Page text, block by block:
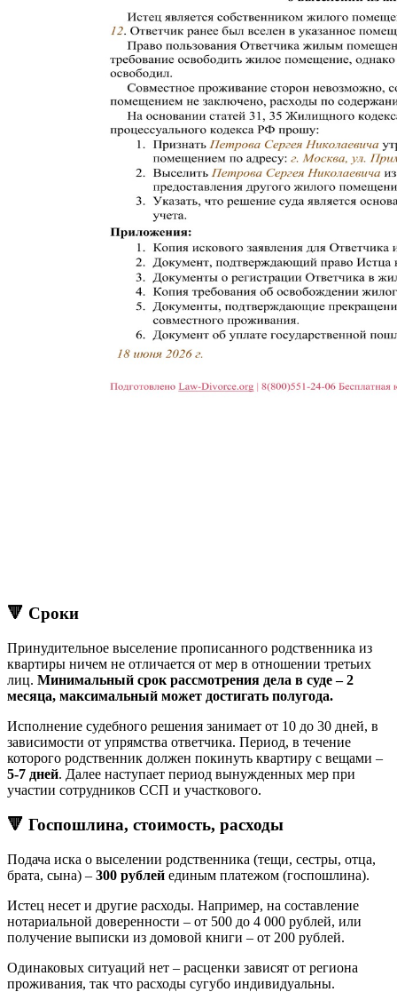
🔻 Сроки
Принудительное выселение прописанного родственника из
квартиры ничем не отличается от мер в отношении третьих
лиц. Минимальный срок рассмотрения дела в суде – 2
месяца, максимальный может достигать полугода.
Исполнение судебного решения занимает от 10 до 30 дней, в
зависимости от упрямства ответчика. Период, в течение
которого родственник должен покинуть квартиру с вещами –
5-7 дней. Далее наступает период вынужденных мер при
участии сотрудников ССП и участкового.
🔻 Госпошлина, стоимость, расходы
Подача иска о выселении родственника (тещи, сестры, отца,
брата, сына) – 300 рублей единым платежом (госпошлина).
Истец несет и другие расходы. Например, на составление
нотариальной доверенности – от 500 до 4 000 рублей, или
получение выписки из домовой книги – от 200 рублей.
Одинаковых ситуаций нет – расценки зависят от региона
проживания, так что расходы сугубо индивидуальны.